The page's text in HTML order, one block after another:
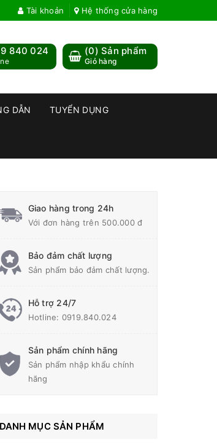
Tài khoản Hệ thống cửa hàng
(0) Sản phẩm
Giỏ hàng
840 024
DẪN TUYỂN DỤNG
Giao hàng trong 24h
Với đơn hàng trên 500.000 đ
Bảo đảm chất lượng
Sản phẩm bảo đảm chất lượng.
Hỗ trợ 24/7
Hotline: 0919.840.024
Sản phẩm chính hãng
Sản phẩm nhập khẩu chính
hãng
DANH MỤC SẢN PHẨM